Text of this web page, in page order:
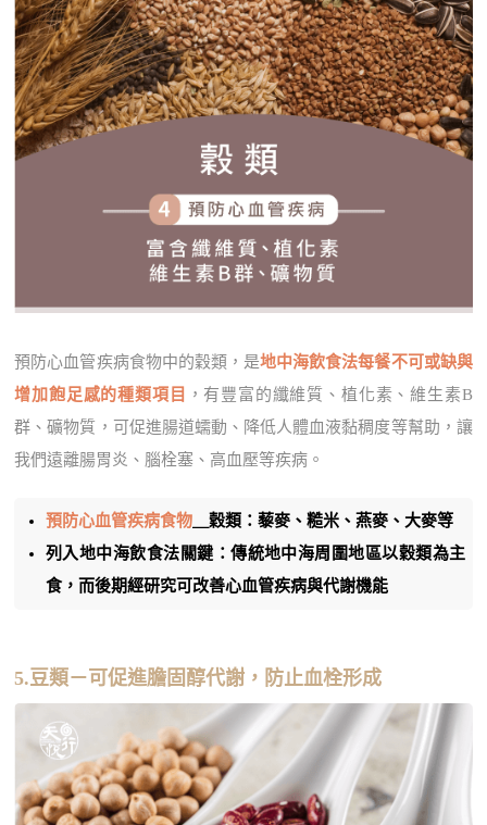
預防心血管疾病食物中的穀類，是地中海飲食法每餐不可或缺與
增加飽足感的種類項目
，有豐富的纖維質、植化素、維生素B
群、礦物質，可促進腸道蠕動、降低人體血液黏稠度等幫助，讓
我們遠離腸胃炎、腦栓塞、高血壓等疾病。
預防心血管疾病食物＿穀類：藜麥、糙米、燕麥、大麥等
列入地中海飲食法關鍵：傳統地中海周圍地區以穀類為主
食，而後期經研究可改善心血管疾病與代謝機能
5.豆類－可促進膽固醇代謝，防止血栓形成